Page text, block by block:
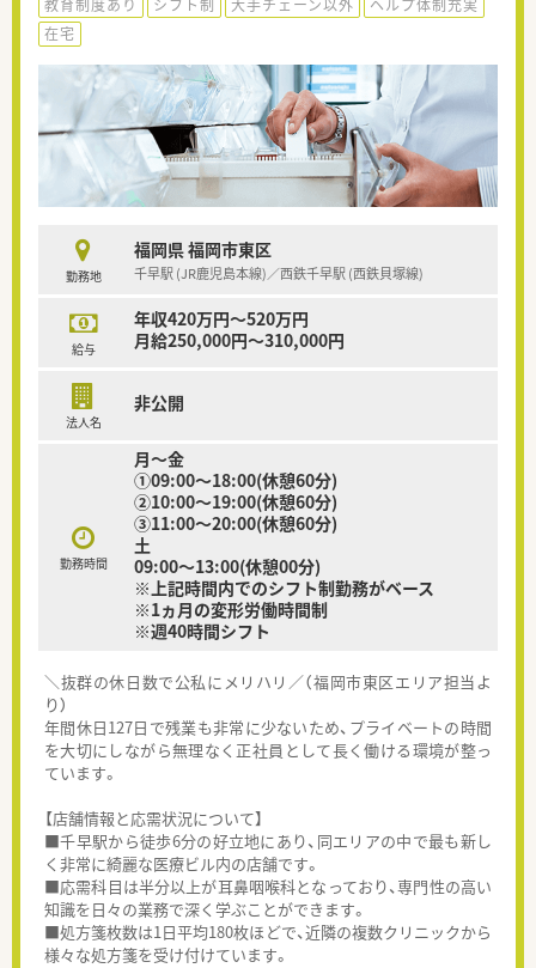
教育制度あり
シフト制 大手チェーン以外
ヘルプ体制充実
在宅
勤務地
福岡県 福岡市東区
千早駅 (JR鹿児島本線)／西鉄千早駅 (西鉄貝塚線)
給与
年収420万円～520万円
月給250,000円～310,000円
法人名
非公開
勤務時間
月～金
①09:00～18:00(休憩60分)
②10:00～19:00(休憩60分)
③11:00～20:00(休憩60分)
土
09:00～13:00(休憩00分)
※上記時間内でのシフト制勤務がベース
※1ヵ月の変形労働時間制
※週40時間シフト
＼抜群の休日数で公私にメリハリ／（福岡市東区エリア担当よ
り）
年間休日127日で残業も非常に少ないため、プライベートの時間
を大切にしながら無理なく正社員として長く働ける環境が整っ
ています。
【店舗情報と応需状況について】
■千早駅から徒歩6分の好立地にあり、同エリアの中で最も新し
く非常に綺麗な医療ビル内の店舗です。
■応需科目は半分以上が耳鼻咽喉科となっており、専門性の高い
知識を日々の業務で深く学ぶことができます。
■処方箋枚数は1日平均180枚ほどで、近隣の複数クリニックから
様々な処方箋を受け付けています。